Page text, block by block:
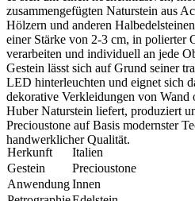
zusammengefügten Naturstein aus
Hölzern und anderen
einer Stärke von 2-3 cm, in polierter
verarbeiten und individuell an jede
Gestein lässt sich auf Grund seiner
LED hinterleuchten und eignet sich
dekorative Verkleidungen von
Huber Naturstein liefert, produziert
Precioustone auf Basis modernster
handwerklicher Qualität.
Herkunft
Italien
Gestein
Precioustone
AnwendungInnen